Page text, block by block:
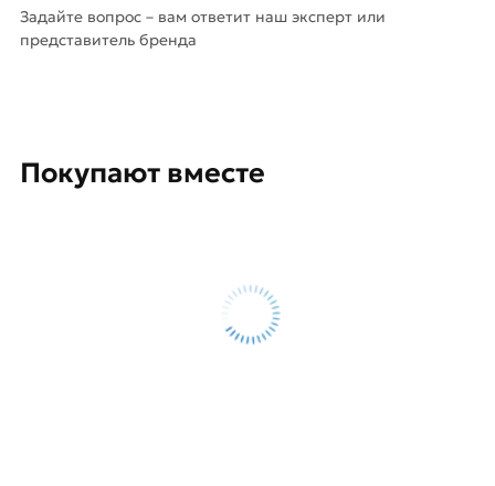
Задайте вопрос – вам ответит наш эксперт или
представитель бренда
Покупают вместе